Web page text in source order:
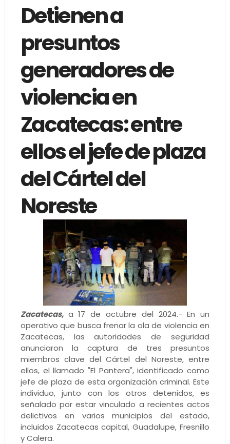
Detienen a
presuntos
generadores de
violencia en
Zacatecas: entre
ellos el jefe de plaza
del Cártel del
Noreste
Zacatecas, a 17 de octubre del 2024.- En un
operativo que busca frenar la ola de violencia en
Zacatecas, las autoridades de seguridad
anunciaron la captura de tres presuntos
miembros clave del Cártel del Noreste, entre
ellos, el llamado "El Pantera", identificado como
jefe de plaza de esta organización criminal. Este
individuo, junto con los otros detenidos, es
señalado por estar vinculado a recientes actos
delictivos en varios municipios del estado,
incluidos Zacatecas capital, Guadalupe, Fresnillo
y Calera.